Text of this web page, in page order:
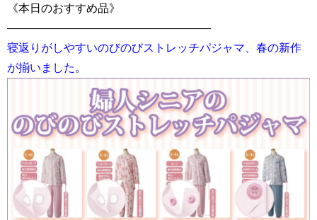
《本日のおすすめ品》
——————————————————
寝返りがしやすいのびのびストレッチパジャマ、春の新作
が揃いました。